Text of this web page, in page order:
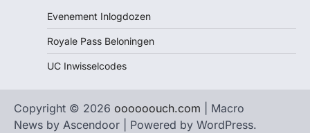
Evenement Inlogdozen
Royale Pass Beloningen
UC Inwisselcodes
Copyright © 2026 oooooouch.com | Macro
News by Ascendoor | Powered by WordPress.